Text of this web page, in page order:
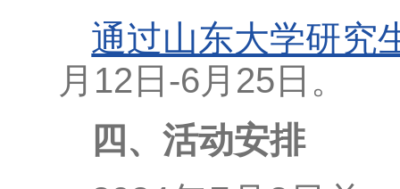
通过山东大学研究
月12日-6月25日。
四、活动安排